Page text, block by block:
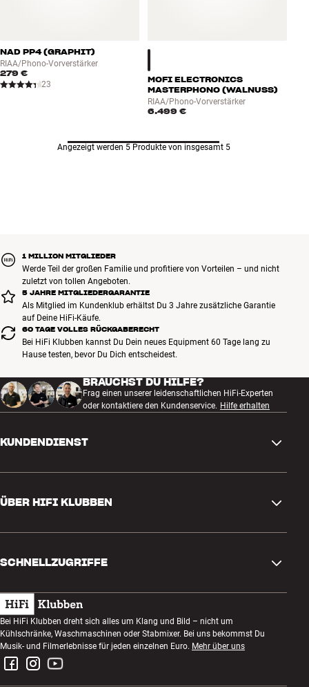
NAD PP4 (GRAPHIT)
RIAA/Phono-Vorverstärker
279 €
23
MOFI ELECTRONICS
MASTERPHONO (WALNUSS)
RIAA/Phono-Vorverstärker
6.499 €
Angezeigt werden 5 Produkte von insgesamt 5
1 MILLION MITGLIEDER
Werde Teil der großen Familie und profitiere von Vorteilen – und nicht
zuletzt von tollen Angeboten.
5 JAHRE MITGLIEDERGARANTIE
Als Mitglied im Kundenklub erhältst Du 3 Jahre zusätzliche Garantie
auf Deine HiFi-Käufe.
60 TAGE VOLLES RÜCKGABERECHT
Bei HiFi Klubben kannst Du Dein neues Equipment 60 Tage lang zu
Hause testen, bevor Du Dich entscheidest.
BRAUCHST DU HILFE?
Frag einen unserer leidenschaftlichen HiFi-Experten
oder kontaktiere den Kundenservice. Hilfe erhalten
KUNDENDIENST
Rückgabe und Reklamation
Bestellung widerrufen
AGB
Datenschutzerklärung
Impressum
ÜBER HIFI KLUBBEN
Kundenklub
Abend zum Zuhören
Wettbewerbe
Jobs bei HiFi Klubben
SCHNELLZUGRIFFE
Geschenkkarte
Bauen mit Klang
Montage und Installation
Bei HiFi Klubben dreht sich alles um Klang und Bild – nicht um
Kühlschränke, Waschmaschinen oder Stabmixer. Bei uns bekommst Du
Musik- und Filmerlebnisse für jeden einzelnen Euro. Mehr über uns